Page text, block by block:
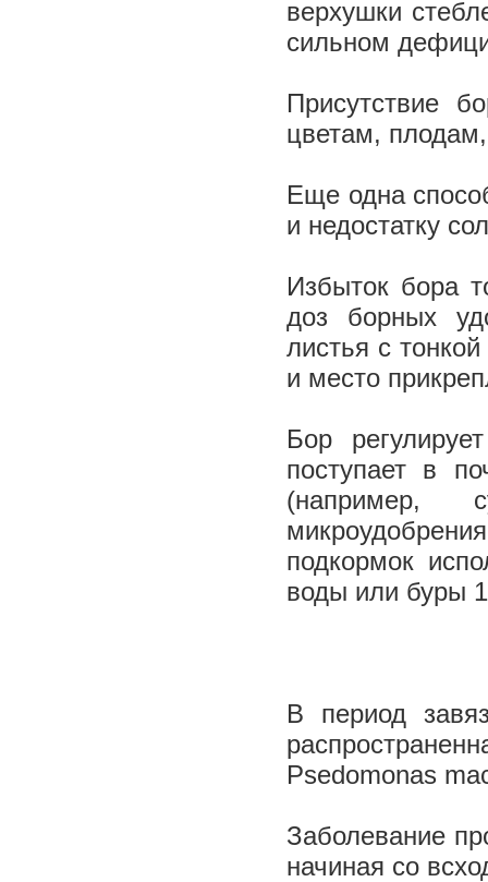
верхушки
сильном
Присутствие
цветам,
Еще одна
и недостатку
Избыток бора
доз борных
листья с
и место
Бор
поступает в
(например,
подкормок
воды или буры
В период
Psedomonas
Заболевание
начиная со